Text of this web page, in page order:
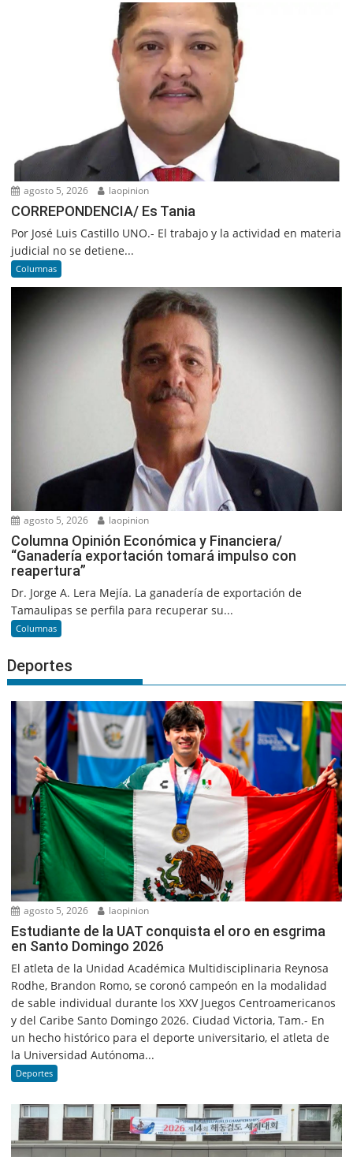
agosto 5, 2026 laopinion
CORREPONDENCIA/ Es Tania
Por José Luis Castillo UNO.- El trabajo y la actividad en materia
judicial no se detiene...
Columnas
agosto 5, 2026 laopinion
Columna Opinión Económica y Financiera/
“Ganadería exportación tomará impulso con
reapertura”
Dr. Jorge A. Lera Mejía. La ganadería de exportación de
Tamaulipas se perfila para recuperar su...
Columnas
Deportes
agosto 5, 2026 laopinion
Estudiante de la UAT conquista el oro en esgrima
en Santo Domingo 2026
El atleta de la Unidad Académica Multidisciplinaria Reynosa
Rodhe, Brandon Romo, se coronó campeón en la modalidad
de sable individual durante los XXV Juegos Centroamericanos
y del Caribe Santo Domingo 2026. Ciudad Victoria, Tam.- En
un hecho histórico para el deporte universitario, el atleta de
la Universidad Autónoma...
Deportes